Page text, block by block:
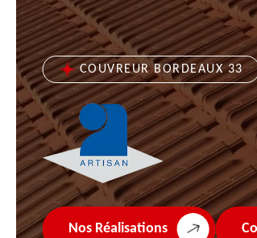
COUVREUR BORDEAUX 33
Nos Réalisations